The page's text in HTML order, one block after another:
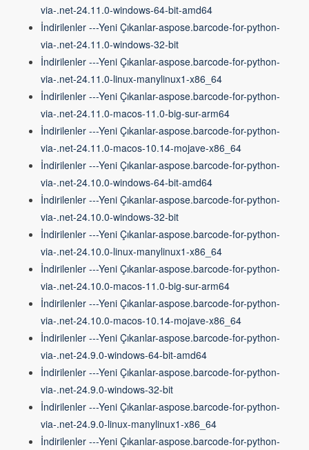
via-.net-24.11.0-windows-64-bit-amd64
İndirilenler ---Yeni Çıkanlar-aspose.barcode-for-python-
via-.net-24.11.0-windows-32-bit
İndirilenler ---Yeni Çıkanlar-aspose.barcode-for-python-
via-.net-24.11.0-linux-manylinux1-x86_64
İndirilenler ---Yeni Çıkanlar-aspose.barcode-for-python-
via-.net-24.11.0-macos-11.0-big-sur-arm64
İndirilenler ---Yeni Çıkanlar-aspose.barcode-for-python-
via-.net-24.11.0-macos-10.14-mojave-x86_64
İndirilenler ---Yeni Çıkanlar-aspose.barcode-for-python-
via-.net-24.10.0-windows-64-bit-amd64
İndirilenler ---Yeni Çıkanlar-aspose.barcode-for-python-
via-.net-24.10.0-windows-32-bit
İndirilenler ---Yeni Çıkanlar-aspose.barcode-for-python-
via-.net-24.10.0-linux-manylinux1-x86_64
İndirilenler ---Yeni Çıkanlar-aspose.barcode-for-python-
via-.net-24.10.0-macos-11.0-big-sur-arm64
İndirilenler ---Yeni Çıkanlar-aspose.barcode-for-python-
via-.net-24.10.0-macos-10.14-mojave-x86_64
İndirilenler ---Yeni Çıkanlar-aspose.barcode-for-python-
via-.net-24.9.0-windows-64-bit-amd64
İndirilenler ---Yeni Çıkanlar-aspose.barcode-for-python-
via-.net-24.9.0-windows-32-bit
İndirilenler ---Yeni Çıkanlar-aspose.barcode-for-python-
via-.net-24.9.0-linux-manylinux1-x86_64
İndirilenler ---Yeni Çıkanlar-aspose.barcode-for-python-